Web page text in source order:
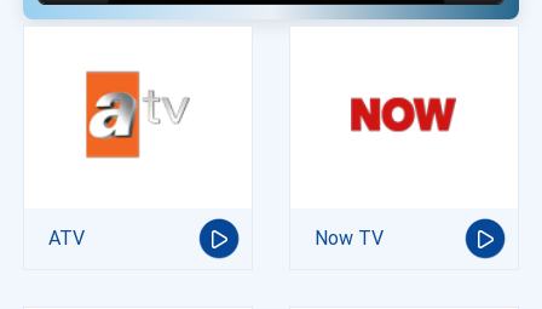
ATV Now TV